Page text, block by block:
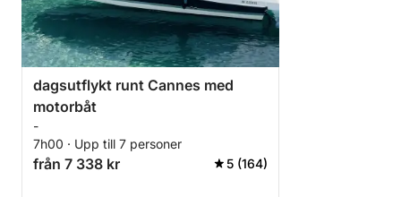
dagsutflykt runt Cannes med
motorbåt
-
7h00 · Upp till 7 personer
från 7 338 kr 5 (164)